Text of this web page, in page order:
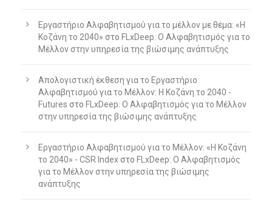
Εργαστήριο Αλφαβητισμού για το μέλλον με θέμα: «Η
Κοζάνη το 2040» στο FLxDeep: Ο Αλφαβητισμός για το
Μέλλον στην υπηρεσία της βιώσιμης ανάπτυξης
Απολογιστική έκθεση για το Εργαστήριο
Αλφαβητισμού για το Μέλλον: Η Κοζάνη το 2040 -
Futures στο FLxDeep: Ο Αλφαβητισμός για το Μέλλον
στην υπηρεσία της βιώσιμης ανάπτυξης
Εργαστήριο Αλφαβητισμού για το Μέλλον: «Η Κοζάνη
το 2040» - CSR Index στο FLxDeep: Ο Αλφαβητισμός
για το Μέλλον στην υπηρεσία της βιώσιμης
ανάπτυξης